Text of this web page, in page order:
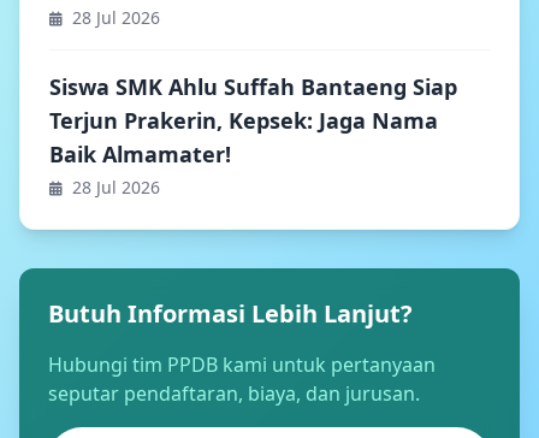
28 Jul 2026
Siswa SMK Ahlu Suffah Bantaeng Siap
Terjun Prakerin, Kepsek: Jaga Nama
Baik Almamater!
28 Jul 2026
Butuh Informasi Lebih Lanjut?
Hubungi tim PPDB kami untuk pertanyaan
seputar pendaftaran, biaya, dan jurusan.